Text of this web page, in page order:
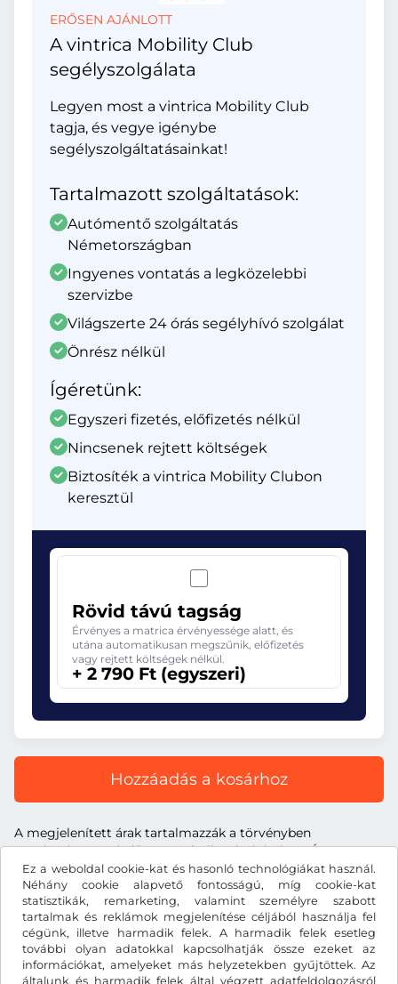
Ez a weboldal cookie-kat és hasonló technológiákat használ.
Néhány cookie alapvető fontosságú, míg cookie-kat
statisztikák, remarketing, valamint személyre szabott
tartalmak és reklámok megjelenítése céljából használja fel
cégünk, illetve harmadik felek. A harmadik felek esetleg
további olyan adatokkal kapcsolhatják össze ezeket az
információkat, amelyeket más helyzetekben gyűjtöttek. Az
általunk és harmadik felek által végzett adatfeldolgozásról
ERŐSEN AJÁNLOTT
A vintrica Mobility Club
segélyszolgálata
Legyen most a vintrica Mobility Club
tagja, és vegye igénybe
segélyszolgáltatásainkat!
Tartalmazott szolgáltatások:
Autómentő szolgáltatás
Németországban
Ingyenes vontatás a legközelebbi
szervizbe
Világszerte 24 órás segélyhívó szolgálat
Önrész nélkül
Ígéretünk:
Egyszeri fizetés, előfizetés nélkül
Nincsenek rejtett költségek
Biztosíték a vintrica Mobility Clubon
keresztül
Rövid távú tagság
Érvényes a matrica érvényessége alatt, és
utána automatikusan megszűnik, előfizetés
vagy rejtett költségek nélkül.
+ 2 790 Ft (egyszeri)
Hozzáadás a kosárhoz
A megjelenített árak tartalmazzák a törvényben
meghatározott útdíjat, a szolgáltatás árát és az ÁFA-t.
FtHUF